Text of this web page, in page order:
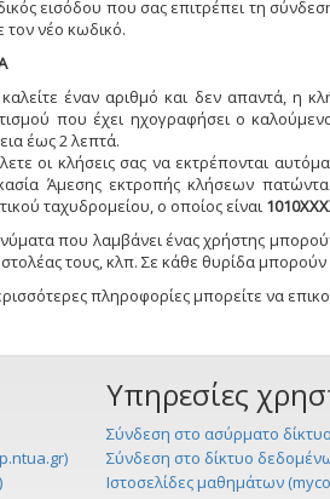
εισόδου που σας επιτρέπει τη
τον νέο κωδικό.
έναν αριθμό και δεν απαντά, η
που έχει ηχογραφήσει ο
έως 2 λεπτά.
οι κλήσεις σας να εκτρέπονται
Άμεσης εκτροπής κλήσεων
ταχυδρομείου, ο οποίος είναι
που λαμβάνει ένας χρήστης
τους, κλπ. Σε κάθε θυρίδα
πληροφορίες μπορείτε να
Υπηρεσίες
Σύνδεση στο ασύρματο
Σύνδεση στο δίκτυο
Ιστοσελίδες μαθημάτων